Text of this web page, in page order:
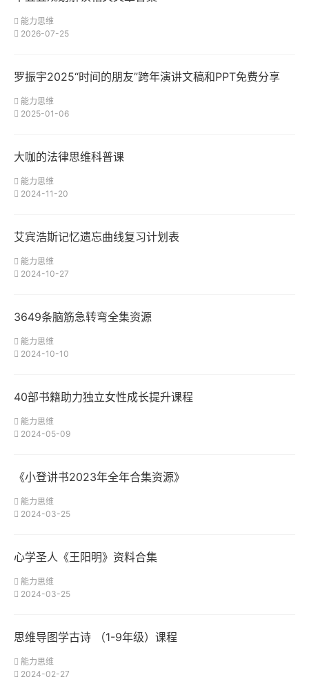
能力思维
2026-07-25
罗振宇2025“时间的朋友”跨年演讲文稿和PPT免费分享
能力思维
2025-01-06
大咖的法律思维科普课
能力思维
2024-11-20
艾宾浩斯记忆遗忘曲线复习计划表
能力思维
2024-10-27
3649条脑筋急转弯全集资源
能力思维
2024-10-10
40部书籍助力独立女性成长提升课程
能力思维
2024-05-09
《小登讲书2023年全年合集资源》
能力思维
2024-03-25
心学圣人《王阳明》资料合集
能力思维
2024-03-25
思维导图学古诗 （1-9年级）课程
能力思维
2024-02-27